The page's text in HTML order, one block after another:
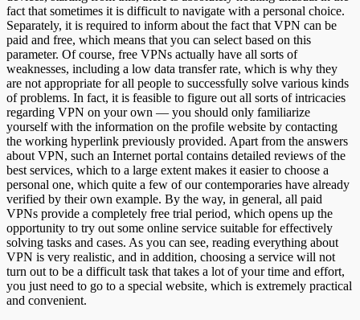
fact that sometimes it is difficult to navigate with a personal choice.
Separately, it is required to inform about the fact that VPN can be
paid and free, which means that you can select based on this
parameter. Of course, free VPNs actually have all sorts of
weaknesses, including a low data transfer rate, which is why they
are not appropriate for all people to successfully solve various kinds
of problems. In fact, it is feasible to figure out all sorts of intricacies
regarding VPN on your own — you should only familiarize
yourself with the information on the profile website by contacting
the working hyperlink previously provided. Apart from the answers
about VPN, such an Internet portal contains detailed reviews of the
best services, which to a large extent makes it easier to choose a
personal one, which quite a few of our contemporaries have already
verified by their own example. By the way, in general, all paid
VPNs provide a completely free trial period, which opens up the
opportunity to try out some online service suitable for effectively
solving tasks and cases. As you can see, reading everything about
VPN is very realistic, and in addition, choosing a service will not
turn out to be a difficult task that takes a lot of your time and effort,
you just need to go to a special website, which is extremely practical
and convenient.